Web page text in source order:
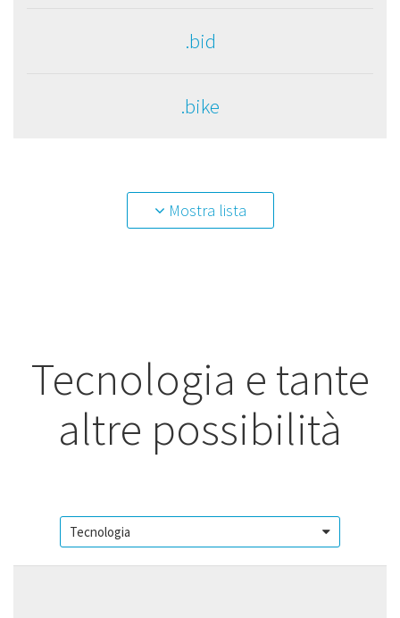
.bid
.bike
Mostra lista
Tecnologia e tante
altre possibilità